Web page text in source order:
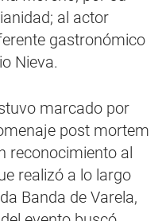
al actor
gastronómico
Nieva.
marcado por
post mortem
reconocimiento al
realizó a lo largo
Banda de Varela,